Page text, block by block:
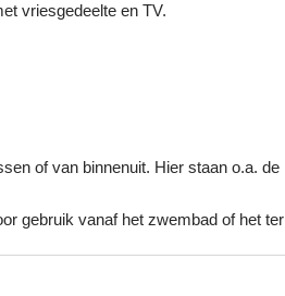
vriesgedeelte en TV.
of van binnenuit. Hier staan o.a. de
gebruik vanaf het zwembad of het